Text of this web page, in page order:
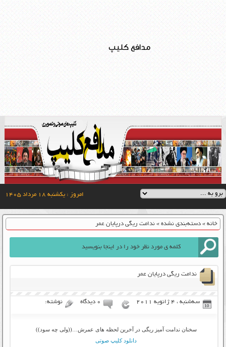
مدافع کلیپ
امروز : یکشنبه ۱۸ مرداد ۱۴۰۵
خانه» دسته‌بندی نشده» ندامت ریگی درپایان عمر
ندامت ریگی درپایان عمر
سه‌شنبه ، 4 ژانویه 2011 ۰ دیدگاه نوشته:
سخنان ندامت آمیز ریگی در آخرین لحظه های عمرش…((ولی چه سود))
دانلود کلیپ صوتی